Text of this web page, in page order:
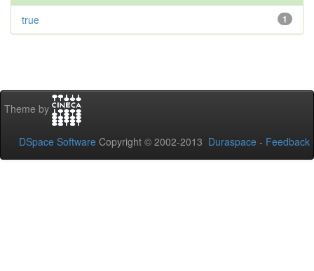
1
true
Theme by
DSpace Software Copyright © 2002-2013 Duraspace - Feedback